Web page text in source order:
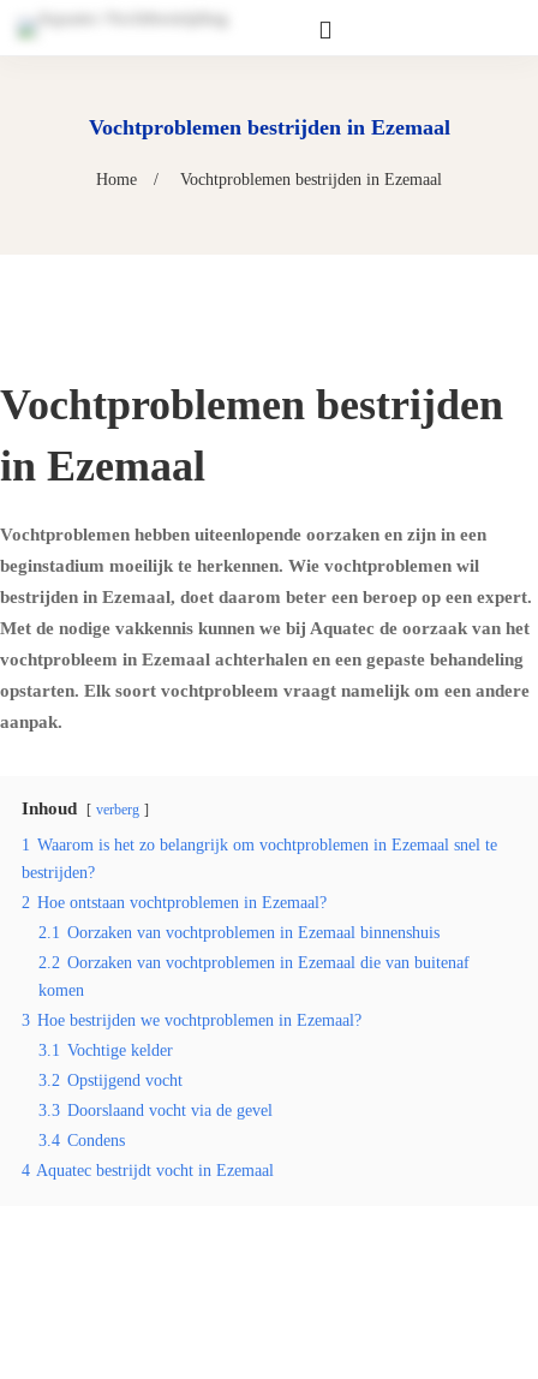
Vochtproblemen bestrijden in Ezemaal
Home Vochtproblemen bestrijden in Ezemaal
Vochtproblemen bestrijden
in Ezemaal
Vochtproblemen hebben uiteenlopende oorzaken en zijn in een
beginstadium moeilijk te herkennen. Wie vochtproblemen wil
bestrijden in Ezemaal, doet daarom beter een beroep op een expert.
Met de nodige vakkennis kunnen we bij Aquatec de oorzaak van het
vochtprobleem in Ezemaal achterhalen en een gepaste behandeling
opstarten. Elk soort vochtprobleem vraagt namelijk om een andere
aanpak.
Inhoud verberg
1 Waarom is het zo belangrijk om vochtproblemen in Ezemaal snel te
bestrijden?
2 Hoe ontstaan vochtproblemen in Ezemaal?
2.1 Oorzaken van vochtproblemen in Ezemaal binnenshuis
2.2 Oorzaken van vochtproblemen in Ezemaal die van buitenaf
komen
3 Hoe bestrijden we vochtproblemen in Ezemaal?
3.1 Vochtige kelder
3.2 Opstijgend vocht
3.3 Doorslaand vocht via de gevel
3.4 Condens
4 Aquatec bestrijdt vocht in Ezemaal